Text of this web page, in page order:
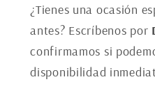
d
e
s
p
¿Tienes una ocasión
antes? Escríbenos por
confirmamos si
disponibilidad